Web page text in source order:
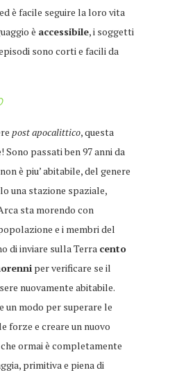
è facile seguire la loro vita
è accessibile, i soggetti
sono corti e facili da
post apocalittico, questa
Sono passati ben 97 anni da
è piu’ abitabile, del genere
una stazione spaziale,
sta morendo con
e i membri del
di inviare sulla Terra cento
per verificare se il
nuovamente abitabile.
un modo per superare le
forze e creare un nuovo
ormai è completamente
primitiva e piena di